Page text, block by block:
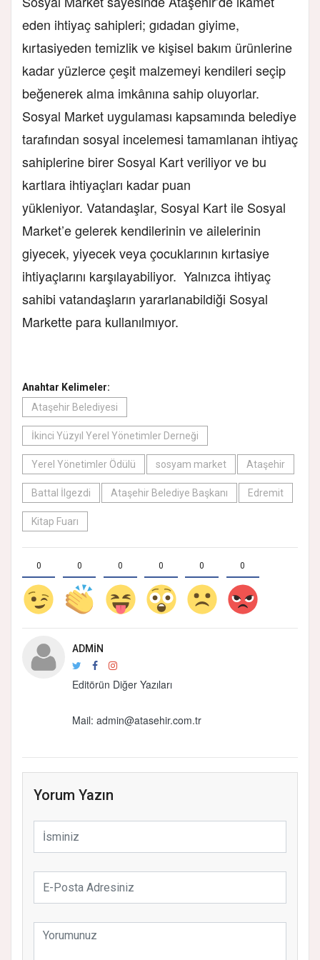
eden ihtiyaç sahipleri; gıdadan giyime,
kırtasiyeden temizlik ve kişisel bakım ürünlerine
kadar yüzlerce çeşit malzemeyi kendileri seçip
beğenerek alma imkânına sahip oluyorlar.
Sosyal Market uygulaması kapsamında belediye
tarafından sosyal incelemesi tamamlanan ihtiyaç
sahiplerine birer Sosyal Kart veriliyor ve bu
kartlara ihtiyaçları kadar puan
yükleniyor. Vatandaşlar, Sosyal Kart ile Sosyal
Market’e gelerek kendilerinin ve ailelerinin
giyecek, yiyecek veya çocuklarının kırtasiye
ihtiyaçlarını karşılayabiliyor. Yalnızca ihtiyaç
sahibi vatandaşların yararlanabildiği Sosyal
Markette para kullanılmıyor.
Anahtar Kelimeler:
Ataşehir Belediyesi
İkinci Yüzyıl Yerel Yönetimler Derneği
Yerel Yönetimler Ödülü sosyam market Ataşehir
Battal İlgezdi Ataşehir Belediye Başkanı Edremit
Kitap Fuarı
0 0 0 0 0 0
ADMIN
Editörün Diğer Yazıları
Mail: admin@atasehir.com.tr
Yorum Yazın